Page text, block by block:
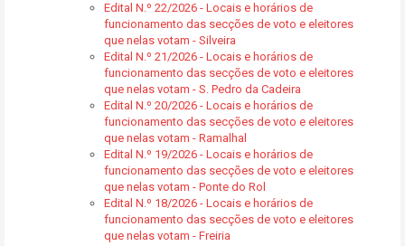
Edital N.º 22/2026 - Locais e horários de
funcionamento das secções de voto e eleitores
que nelas votam - Silveira
Edital N.º 21/2026 - Locais e horários de
funcionamento das secções de voto e eleitores
que nelas votam - S. Pedro da Cadeira
Edital N.º 20/2026 - Locais e horários de
funcionamento das secções de voto e eleitores
que nelas votam - Ramalhal
Edital N.º 19/2026 - Locais e horários de
funcionamento das secções de voto e eleitores
que nelas votam - Ponte do Rol
Edital N.º 18/2026 - Locais e horários de
funcionamento das secções de voto e eleitores
que nelas votam - Freiria